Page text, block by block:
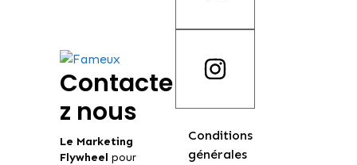
Contacte
z nous
Le Marketing
Flywheel pour
Conditions
générales